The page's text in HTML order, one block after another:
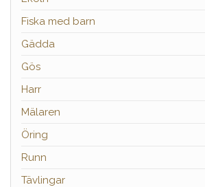
Fiska med barn
Gädda
Gös
Harr
Mälaren
Öring
Runn
Tävlingar